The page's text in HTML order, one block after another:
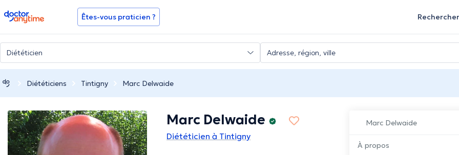
doctoranytime Êtes-vous praticien ? Rechercher
Diététiciens Tintigny Marc Delwaide
Marc Delwaide
À propos
Marc Delwaide
Diététicien à Tintigny